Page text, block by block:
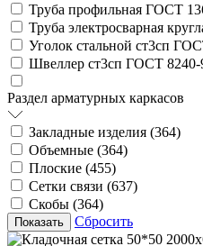
Труба профильная ГОСТ
Труба электросварная
Уголок стальной ст3сп
Швеллер ст3сп ГОСТ 8240-
Раздел арматурных каркасов
Закладные изделия (364)
Объемные (364)
Плоские (455)
Сетки связи (637)
Скобы (364)
Сбросить